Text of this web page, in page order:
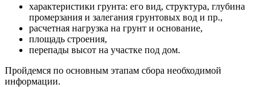
характеристики грунта: его вид, структура, глубина
промерзания и залегания грунтовых вод и пр.,
расчетная нагрузка на грунт и основание,
площадь строения,
перепады высот на участке под дом.
Пройдемся по основным этапам сбора необходимой
информации.